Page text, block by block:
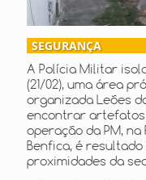
SEGURANÇA
A Polícia Militar
(21/02), uma área
organizada Leões
encontrar artefatos
operação da PM,
Benfica, é
proximidades da